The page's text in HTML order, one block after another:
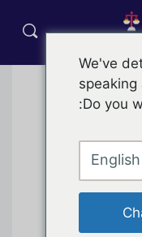
اتصل بنا
9 صباحاً - 5 مساءً بالتوقيت
We've
Do you
English